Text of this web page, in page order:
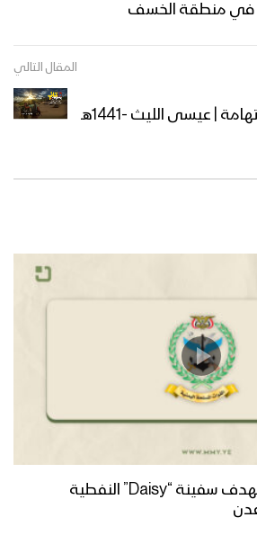
في منطقة الخسف
المقال التالي
| عيسى الليث -1441هـ
القوات المسلحة تستهدف سفينة “Daisy” النفطية